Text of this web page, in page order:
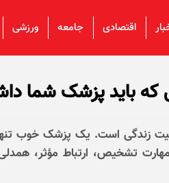
اقتصادی جامعه ورزشی
زندگی است. یک پزشک خوب
تشخیص، ارتباط مؤثر،